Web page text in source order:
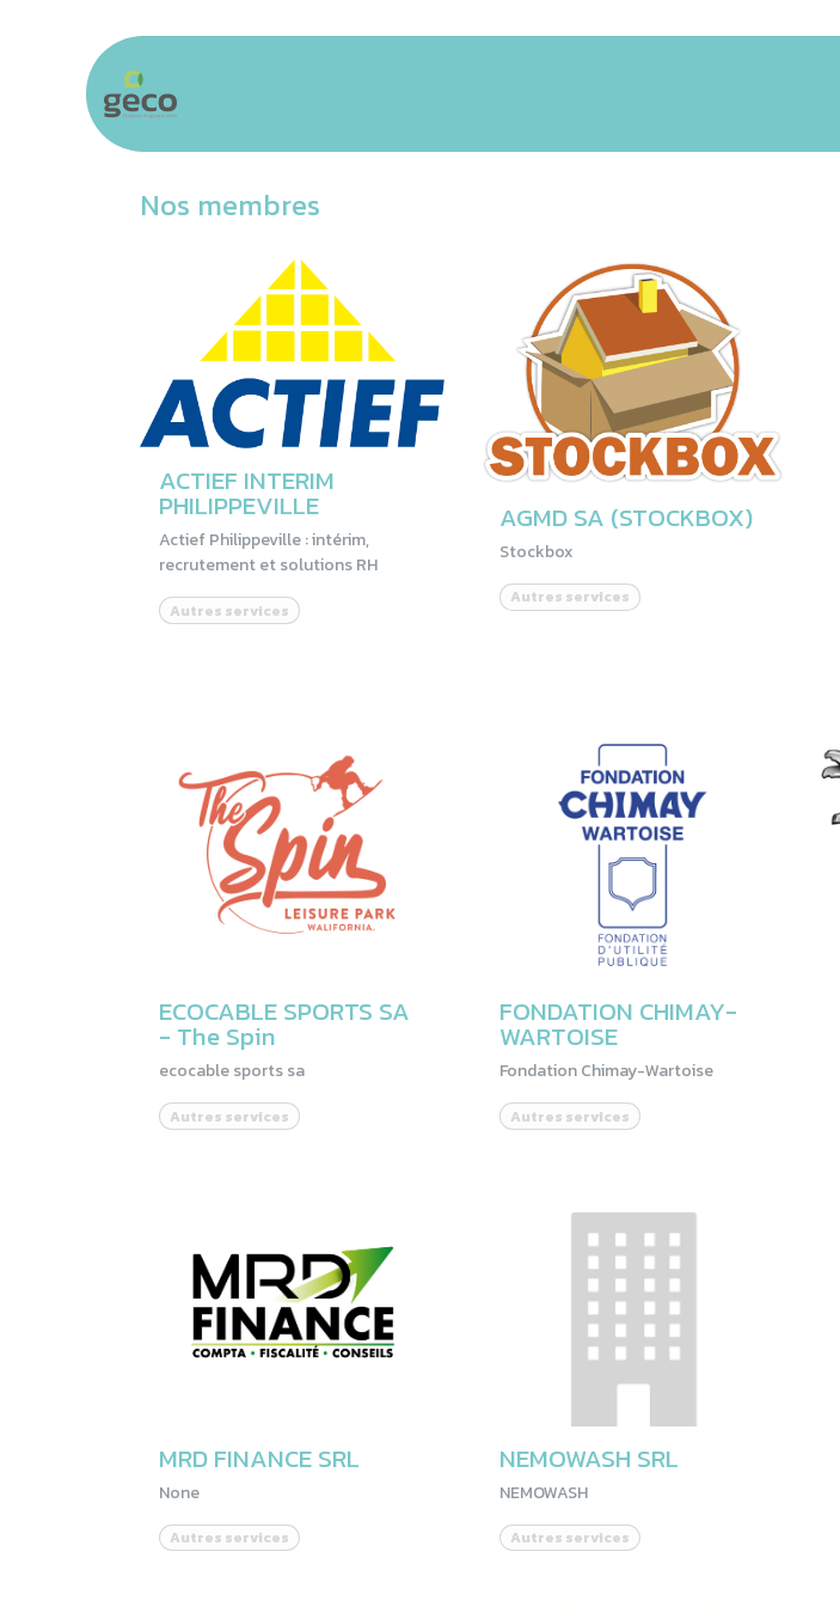
Se rendre au contenu
Nos membres
ACTIEF INTERIM
PHILIPPEVILLE
Actief Philippeville : intérim,
recrutement et solutions RH
Autres services
AGMD SA (STOCKBOX)
Stockbox
Autres services
ECOCABLE SPORTS SA
- The Spin
ecocable sports sa
Autres services
FONDATION CHIMAY-
WARTOISE
Fondation Chimay-Wartoise
Autres services
MRD FINANCE SRL
None
Autres services
NEMOWASH SRL
NEMOWASH
Autres services